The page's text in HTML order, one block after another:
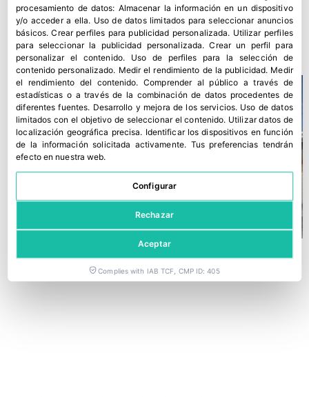
Fruit Attraction lanza una nueva convocatoria de Factoría
Chef
16 julio, 2026
procesamiento de datos: Almacenar la información en un dispositivo
y/o acceder a ella. Uso de datos limitados para seleccionar anuncios
básicos.Crear perfiles para publicidad personalizada. Utilizar perfiles
para seleccionar la publicidad personalizada.Crear un perfil para
personalizar el contenido. Uso de perfiles para la selección de
contenido personalizado. Medir el rendimiento de la publicidad. Medir
el rendimiento del contenido.Comprender al público a través de
estadísticas o a través de la combinación de datos procedentes de
diferentes fuentes. Desarrollo y mejora de los servicios. Uso de datos
limitados con el objetivo de seleccionar el contenido. Utilizar datos de
localización geográfica precisa. Identificar los dispositivos en función
de la información solicitada activamente. Tus preferencias tendrán
efecto en nuestra web.
Configurar
Rechazar
Aceptar
Complies with IAB TCF, CMP ID: 405